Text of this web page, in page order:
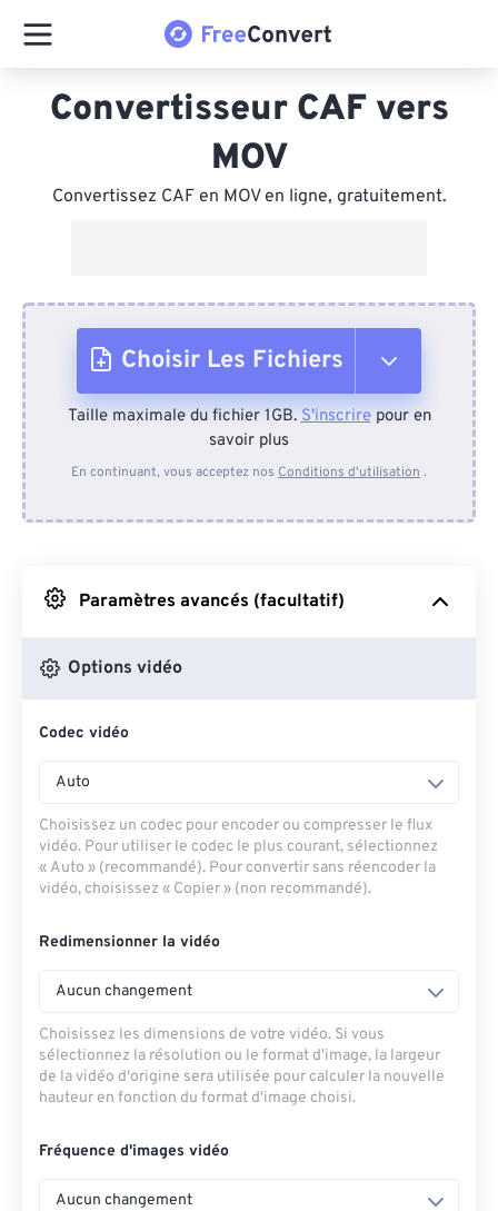
Convertisseur CAF vers
MOV
Convertissez CAF en MOV en ligne, gratuitement.
Choisir Les Fichiers
Depuis l'appareil
Depuis Google Drive
Depuis OneDrive
Taille maximale du fichier 1GB.S'inscrirepour en
savoir plus
En continuant, vous acceptez nos Conditions d'utilisation .
Paramètres avancés (facultatif)
Options vidéo
Codec vidéo
Auto
Choisissez un codec pour encoder ou compresser le flux
vidéo. Pour utiliser le codec le plus courant, sélectionnez
« Auto » (recommandé). Pour convertir sans réencoder la
vidéo, choisissez « Copier » (non recommandé).
Redimensionner la vidéo
Aucun changement
Choisissez les dimensions de votre vidéo. Si vous
sélectionnez la résolution ou le format d'image, la largeur
de la vidéo d'origine sera utilisée pour calculer la nouvelle
hauteur en fonction du format d'image choisi.
Fréquence d'images vidéo
Aucun changement